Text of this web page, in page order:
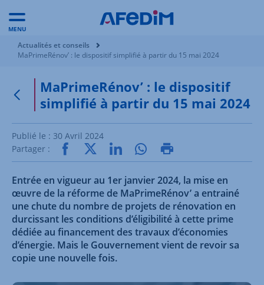
MENU
Vous êtes ici:
Actualités et conseils
MaPrimeRénov’ : le dispositif simplifié à partir du 15 mai 2024
Retour à la page précédente
MaPrimeRénov’ : le dispositif
simplifié à partir du 15 mai 2024
Publié le : 30 Avril 2024
Partager :
Entrée en vigueur au 1er janvier 2024, la mise en
œuvre de la réforme de MaPrimeRénov’ a entrainé
une chute du nombre de projets de rénovation en
durcissant les conditions d’éligibilité à cette prime
dédiée au financement des travaux d’économies
d’énergie. Mais le Gouvernement vient de revoir sa
copie une nouvelle fois.